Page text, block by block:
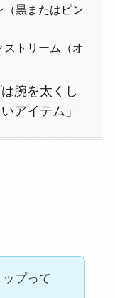
（黒またはピン
ストリーム（オ
腕を太くし
アイテム」
プって